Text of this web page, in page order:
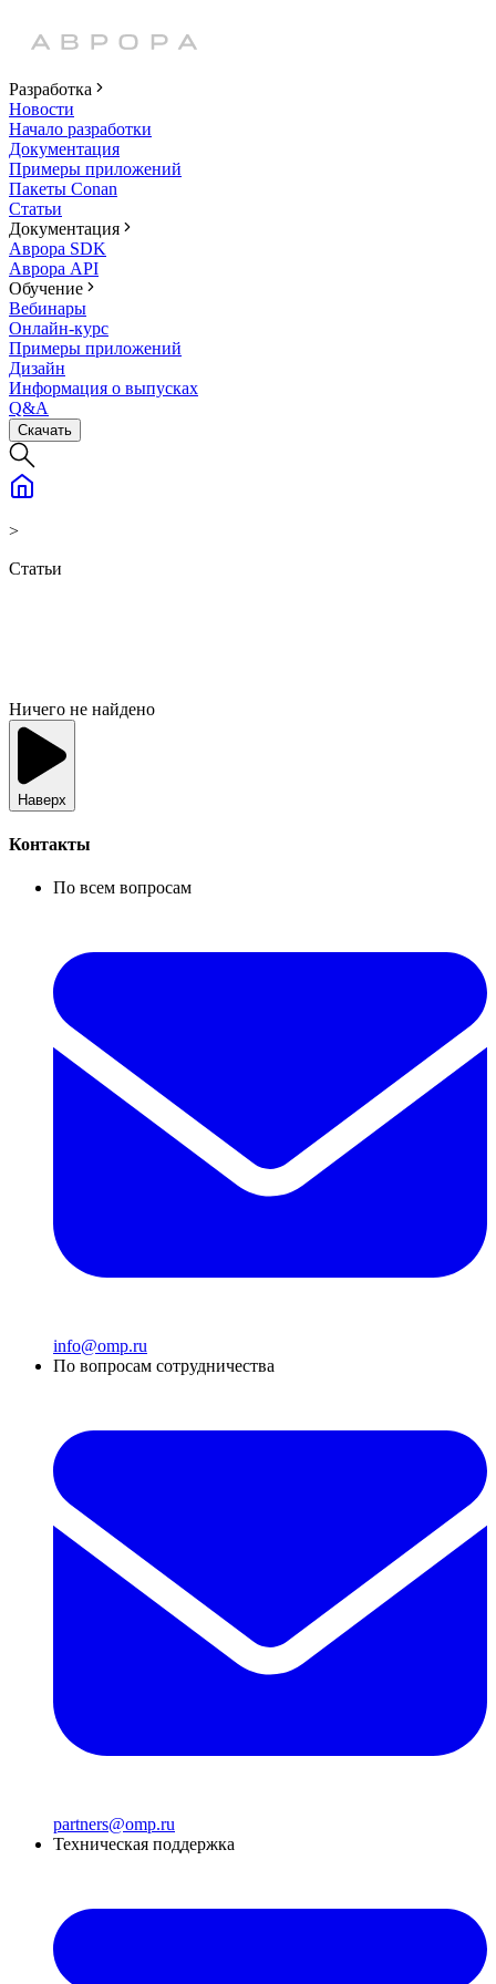
Разработка
Новости
Начало разработки
Документация
Примеры приложений
Пакеты Conan
Статьи
Документация
Аврора SDK
Аврора API
Обучение
Вебинары
Онлайн-курс
Примеры приложений
Дизайн
Информация о выпусках
Q&A
Скачать
>
Статьи
Ничего не найдено
Наверх
Контакты
По всем вопросам
info@omp.ru
По вопросам сотрудничества
partners@omp.ru
Техническая поддержка